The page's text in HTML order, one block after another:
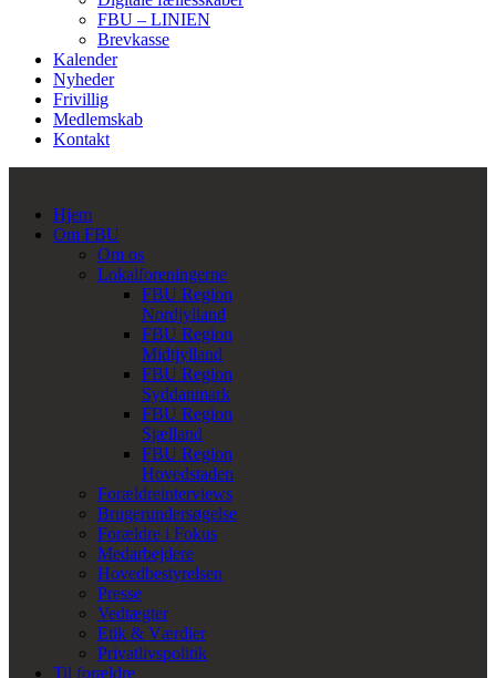
FBU – LINIEN
Brevkasse
Kalender
Nyheder
Frivillig
Medlemskab
Kontakt
Hjem
Om FBU
Om os
Lokalforeningerne
FBU Region
Nordjylland
FBU Region
Midtjylland
FBU Region
Syddanmark
FBU Region
Sjælland
FBU Region
Hovedstaden
Forældreinterviews
Brugerundersøgelse
Forældre i Fokus
Medarbejdere
Hovedbestyrelsen
Presse
Vedtægter
Etik & Værdier
Privatlivspolitik
Til forældre